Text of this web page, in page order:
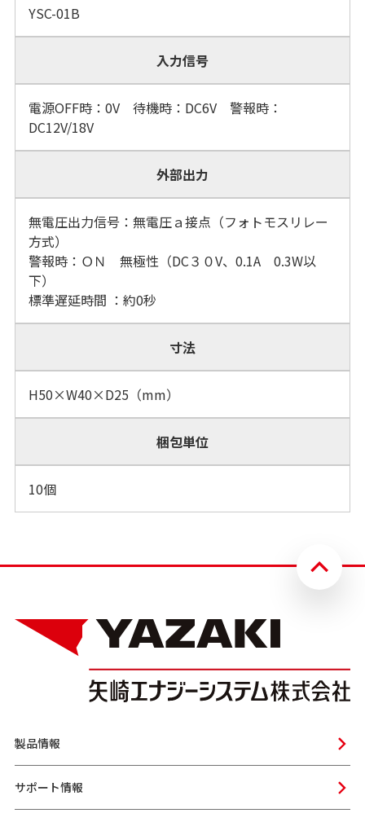
YSC-01B
入力信号
電源OFF時：0V 待機時：DC6V 警報時：
DC12V/18V
外部出力
無電圧出力信号：無電圧ａ接点（フォトモスリレー
方式）
警報時：ＯＮ 無極性（DC３０V、0.1A 0.3W以
下）
標準遅延時間 ：約0秒
寸法
H50×W40×D25（mm）
梱包単位
10個
製品情報
サポート情報